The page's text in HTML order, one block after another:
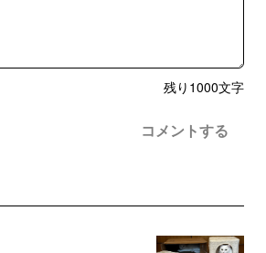
残り 1000文字
コメントする